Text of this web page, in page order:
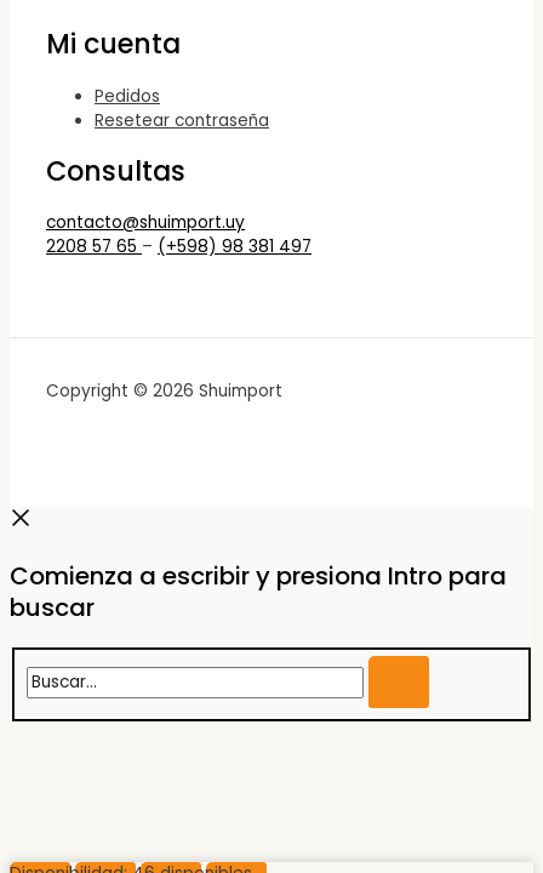
Mi cuenta
Pedidos
Resetear contraseña
Consultas
contacto@shuimport.uy
2208 57 65 – (+598) 98 381 497
Copyright © 2026 Shuimport
Comienza a escribir y presiona Intro para
buscar